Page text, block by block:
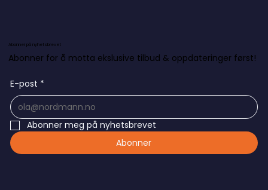
Abonner på nyhetsbrevet
Abonner for å motta ekslusive tilbud & oppdateringer først!
E-post *
Abonner meg på nyhetsbrevet
Abonner